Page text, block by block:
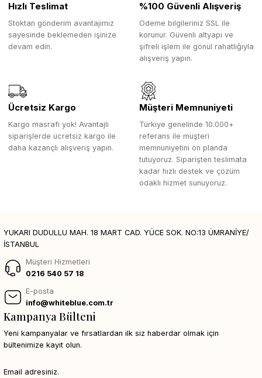
Hızlı Teslimat
Stoktan gönderim avantajımız
sayesinde beklemeden işinize
devam edin.
%100 Güvenli Alışveriş
Ödeme bilgileriniz SSL ile
korunur. Güvenli altyapı ve
şifreli işlem ile gönül rahatlığıyla
alışveriş yapın.
Ücretsiz Kargo
Kargo masrafı yok! Avantajlı
siparişlerde ücretsiz kargo ile
daha kazançlı alışveriş yapın.
Müşteri Memnuniyeti
Türkiye genelinde 10.000+
referans ile müşteri
memnuniyetini ön planda
tutuyoruz. Siparişten teslimata
kadar hızlı destek ve çözüm
odaklı hizmet sunuyoruz.
YUKARI DUDULLU MAH. 18 MART CAD. YÜCE SOK. NO:13 ÜMRANİYE/
İSTANBUL
Müşteri Hizmetleri
0216 540 57 18
E-posta
info@whiteblue.com.tr
Kampanya Bülteni
Yeni kampanyalar ve fırsatlardan ilk siz haberdar olmak için
bültenimize kayıt olun.